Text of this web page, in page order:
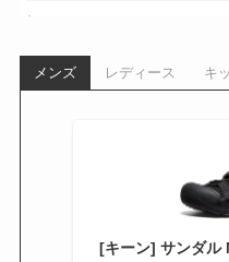
メンズ レディース キ
[キーン] サンダル